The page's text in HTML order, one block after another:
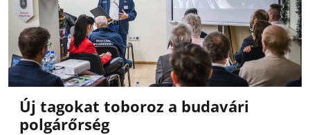
Új tagokat toboroz a budavári
polgárőrség